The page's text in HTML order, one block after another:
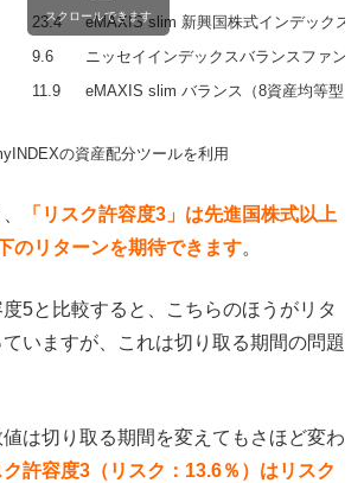
23.4
eMAXIS slim 新興国株式インデックス
9.6
ニッセイインデックスバランスファン
11.9 eMAXIS slim バランス（8資産均等型）
スクロールできます
の資産配分ツールを利用
「リスク許容度3」は先進国株式以上
のリターンを期待できます。
5と比較すると、こちらのほうがリタ
いますが、これは切り取る期間の問題
は切り取る期間を変えてもさほど変わ
ク許容度3（リスク：13.6％）はリスク